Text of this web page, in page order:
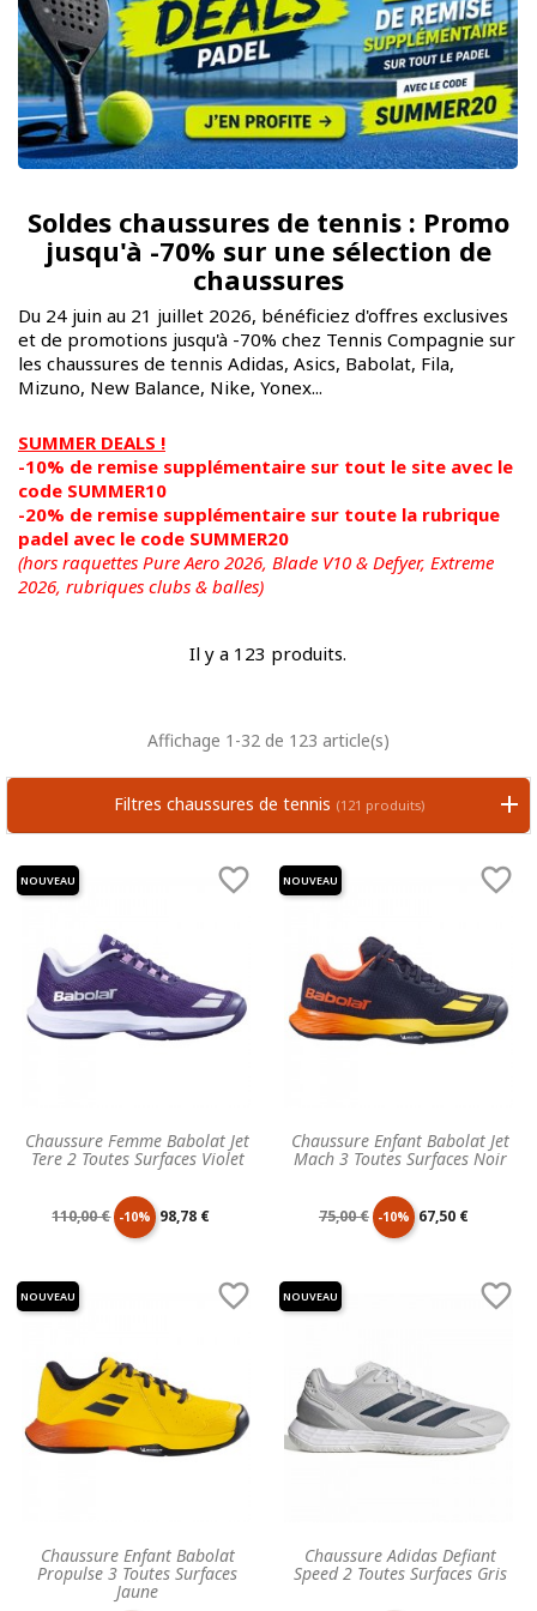
Soldes chaussures de tennis : Promo
jusqu'à -70% sur une sélection de
chaussures
Du 24 juin au 21 juillet 2026, bénéficiez d'offres exclusives
et de promotions jusqu'à -70% chez Tennis Compagnie sur
les chaussures de tennis Adidas, Asics, Babolat, Fila,
Mizuno, New Balance, Nike, Yonex...
SUMMER DEALS !
-10% de remise supplémentaire sur tout le site avec le
code SUMMER10
-20% de remise supplémentaire sur toute la rubrique
padel avec le code SUMMER20
(hors raquettes Pure Aero 2026, Blade V10 & Defyer, Extreme
2026, rubriques clubs & balles)
Il y a 123 produits.
Affichage 1-32 de 123 article(s)
Filtres chaussures de tennis (121 produits)
Chaussure Femme Babolat Jet
Tere 2 Toutes Surfaces Violet

Prix
110,00 € -10% Prix
98,78 €
NOUVEAU
Chaussure Enfant Babolat Jet
Mach 3 Toutes Surfaces Noir

Prix
75,00 € -10% Prix
67,50 €
NOUVEAU
Chaussure Enfant Babolat
Propulse 3 Toutes Surfaces
Jaune

NOUVEAU
Chaussure Adidas Defiant
Speed 2 Toutes Surfaces Gris

NOUVEAU